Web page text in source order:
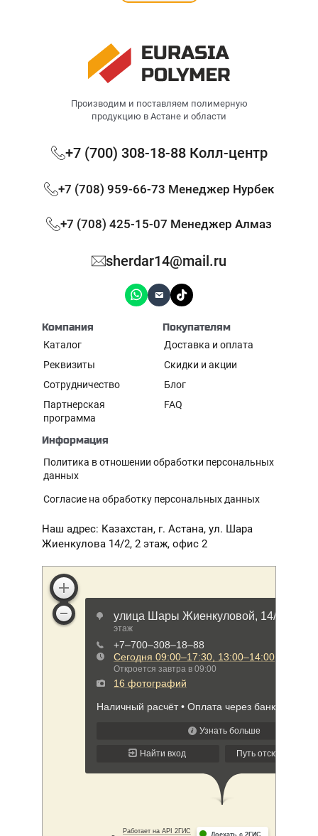
Производим и поставляем полимерную
продукцию в Астане и области
+7 (700) 308-18-88 Колл-центр
+7 (708) 959-66-73 Менеджер Нурбек
+7 (708) 425-15-07 Менеджер Алмаз
sherdar14@mail.ru
Компания
Каталог
Реквизиты
Сотрудничество
Партнерская
программа
Покупателям
Доставка и оплата
Скидки и акции
Блог
FAQ
Информация
Политика в отношении обработки персональных
данных
Согласие на обработку персональных данных
Наш адрес: Казахстан, г. Астана, ул. Шара
Жиенкулова 14/2, 2 этаж, офис 2